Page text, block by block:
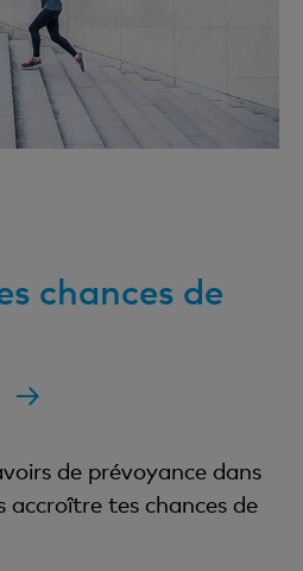
chances de
de prévoyance dans
tes chances de